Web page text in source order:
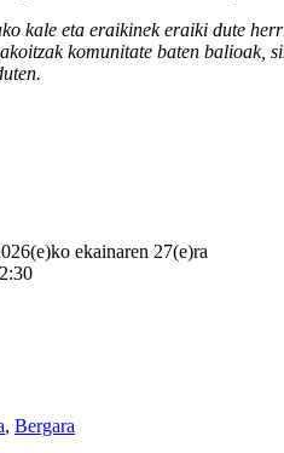
kale eta eraikinek eraiki dute
komunitate baten balioak,
ekainaren 27(e)ra
, Bergara